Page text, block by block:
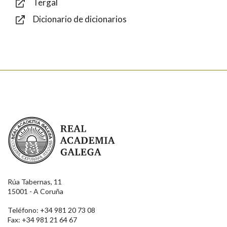
Tergal
Dicionario de dicionarios
Real Academia Galega
Rúa Tabernas, 11
15001 - A Coruña
Teléfono: +34 981 20 73 08
Fax: +34 981 21 64 67